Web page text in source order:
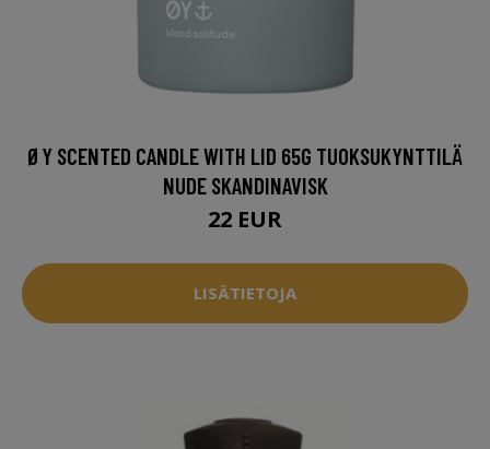
ØY SCENTED CANDLE WITH LID 65G TUOKSUKYNTTILÄ
NUDE SKANDINAVISK
22 EUR
LISÄTIETOJA